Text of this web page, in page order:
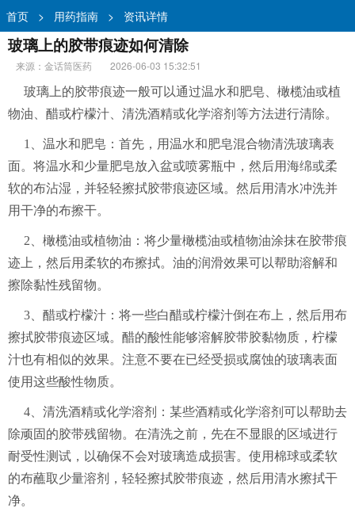
首页 > 用药指南 > 资讯详情
玻璃上的胶带痕迹如何清除
来源：金话筒医药
2026-06-03 15:32:51
玻璃上的胶带痕迹一般可以通过温水和肥皂、橄榄油或植
物油、醋或柠檬汁、清洗酒精或化学溶剂等方法进行清除。
1、温水和肥皂：首先，用温水和肥皂混合物清洗玻璃表
面。将温水和少量肥皂放入盆或喷雾瓶中，然后用海绵或柔
软的布沾湿，并轻轻擦拭胶带痕迹区域。然后用清水冲洗并
用干净的布擦干。
2、橄榄油或植物油：将少量橄榄油或植物油涂抹在胶带痕
迹上，然后用柔软的布擦拭。油的润滑效果可以帮助溶解和
擦除黏性残留物。
3、醋或柠檬汁：将一些白醋或柠檬汁倒在布上，然后用布
擦拭胶带痕迹区域。醋的酸性能够溶解胶带胶黏物质，柠檬
汁也有相似的效果。注意不要在已经受损或腐蚀的玻璃表面
使用这些酸性物质。
4、清洗酒精或化学溶剂：某些酒精或化学溶剂可以帮助去
除顽固的胶带残留物。在清洗之前，先在不显眼的区域进行
耐受性测试，以确保不会对玻璃造成损害。使用棉球或柔软
的布蘸取少量溶剂，轻轻擦拭胶带痕迹，然后用清水擦拭干
净。